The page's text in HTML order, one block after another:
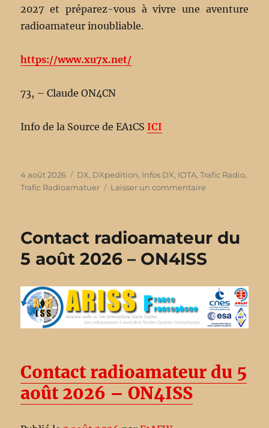
2027 et préparez-vous à vivre une aventure
radioamateur inoubliable.
https://www.xu7x.net/
73, – Claude ON4CN
Info de la Source de EA1CSICI
Publié
le
4 août 2026 Catégories
DX, DXpedition, Infos DX, IOTA,Trafic Radio,
Trafic Radioamatuer
Laisser un commentaire
Dxpedition
Contact radioamateur du
5 août 2026 – ON4ISS
Contact radioamateur du 5
août 2026 – ON4ISS